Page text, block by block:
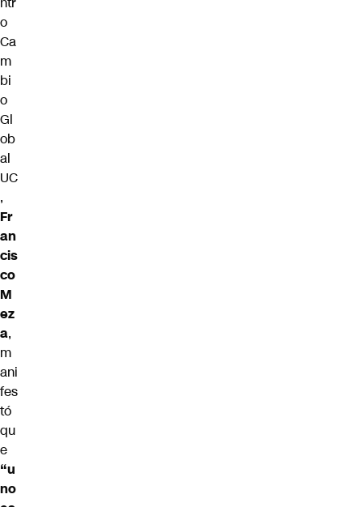
o
Ca
m
bi
o
Gl
ob
al
UC
,
Fr
an
cis
co
M
ez
a,
m
ani
fes
tó
qu
e
“u
no